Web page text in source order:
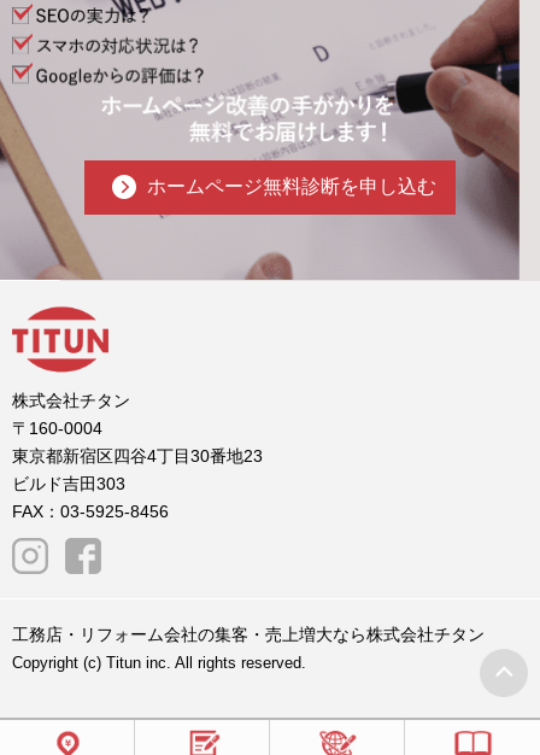
ホームページ無料診断を申し込む
株式会社チタン
〒160-0004
東京都新宿区四谷4丁目30番地23
ビルド吉田303
FAX：03-5925-8456
工務店・リフォーム会社の集客・売上増大なら株式会社チタン
Copyright (c) Titun inc. All rights reserved.